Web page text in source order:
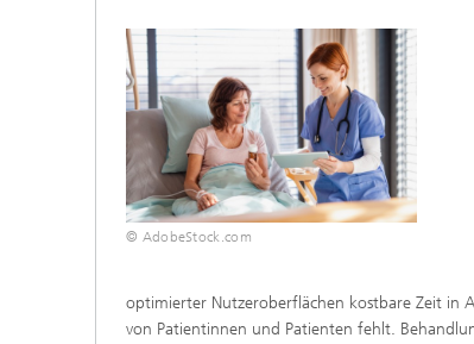
© AdobeStock.com
optimierter Nutzeroberflächen kostbare Zeit in
von Patientinnen und Patienten fehlt.